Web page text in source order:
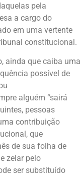
pela
a cargo do
em uma vertente
constitucional.
ainda que caiba uma
possível de
alguém “sairá
pessoas
contribuição
que
de sua folha de
zelar pelo
ser substituído